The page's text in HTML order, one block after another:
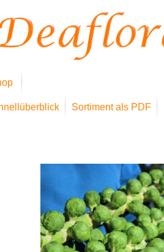
Sortiment als PDF